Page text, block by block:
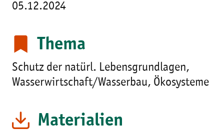
05.12.2024
Thema
Schutz der natürl. Lebensgrundlagen,
Wasserwirtschaft/Wasserbau, Ökosysteme
Materialien